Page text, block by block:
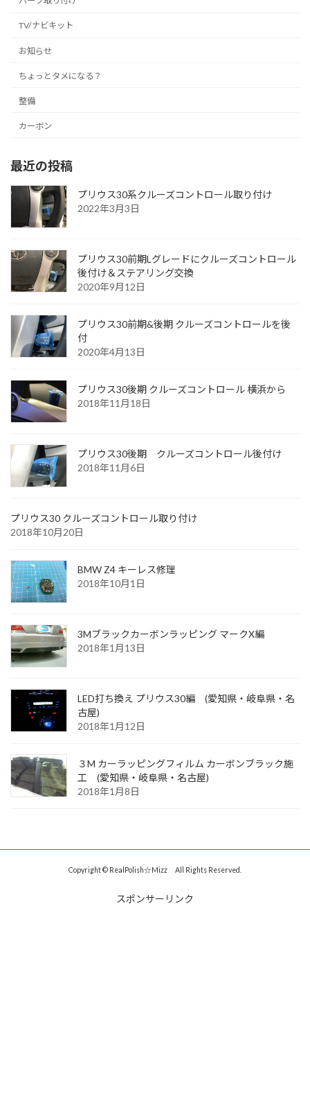
TV/ナビキット
お知らせ
ちょっとタメになる？
整備
カーボン
最近の投稿
プリウス30系クルーズコントロール取り付け
2022年3月3日
プリウス30前期Lグレードにクルーズコントロール
後付け＆ステアリング交換
2020年9月12日
プリウス30前期&後期 クルーズコントロールを後
付
2020年4月13日
プリウス30後期 クルーズコントロール 横浜から
2018年11月18日
プリウス30後期 クルーズコントロール後付け
2018年11月6日
プリウス30 クルーズコントロール取り付け
2018年10月20日
BMW Z4 キーレス修理
2018年10月1日
3Mブラックカーボンラッピング マークX編
2018年1月13日
LED打ち換え プリウス30編 (愛知県・岐阜県・名
古屋)
2018年1月12日
３M カーラッピングフィルム カーボンブラック施
工 (愛知県・岐阜県・名古屋)
2018年1月8日
Copyright © RealPolish☆Mizz All Rights Reserved.
スポンサーリンク